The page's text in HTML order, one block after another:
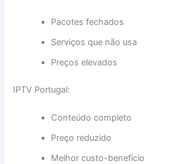
Pacotes fechados
Serviços que não usa
Preços elevados
IPTV Portugal:
Conteúdo completo
Preço reduzido
Melhor custo-benefício